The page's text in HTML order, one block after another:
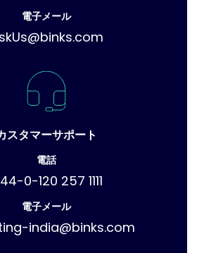
電子メール
スタマーサポート
電話
0-120 257 1111
電子メール
india@binks.com